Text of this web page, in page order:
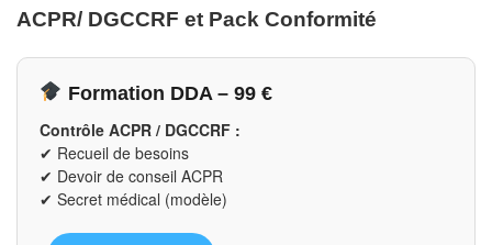
ACPR/ DGCCRF et Pack Conformité
Formation DDA – 99 €
Contrôle ACPR / DGCCRF :
✔ Recueil de besoins
✔ Devoir de conseil ACPR
✔ Secret médical (modèle)